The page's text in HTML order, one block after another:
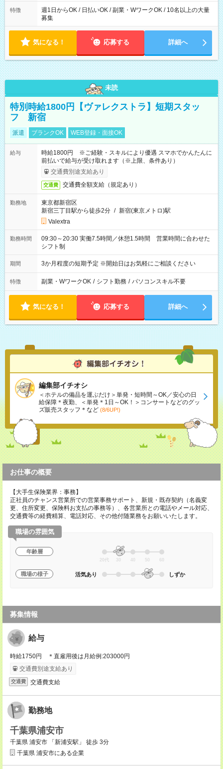
特徴
週1日からOK / 日払いOK / 副業・WワークOK / 10名以上の大量
募集
気になる！ 応募する 詳細へ
未読
特別時給1800円【ヴァレクストラ】短期スタッ
フ 新宿
派遣 ブランクOK WEB登録・面接OK
給与
時給1800円 ※ご経験・スキルにより優遇 スマホでかんたんに
前払いで給与が受け取れます（※上限、条件あり）
交通費別途支給あり
交通費 交通費全額支給（規定あり）
勤務地
東京都新宿区
新宿三丁目駅から徒歩2分 / 新宿(東京メトロ)駅
Valextra
勤務時間
09:30～20:30 実働7.5時間／休憩1.5時間 営業時間に合わせた
シフト制
期間 3か月程度の短期予定 ※開始日はお気軽にご相談ください
特徴 副業・WワークOK / シフト勤務 / パソコンスキル不要
気になる！ 応募する 詳細へ
編集部イチオシ
＜ホテルの備品を運ぶだけ＞単発・短時間～OK／安心の日
給保障＊夜勤、＜単発＊1日～OK！＞コンサートなどのグッ
ズ販売スタッフ＊など (8/6UP!)
お仕事の概要
【大手生保険業界：事務】
正社員のチャンス営業所での営業事務サポート、新規・既存契約（名義変
更、住所変更、保険料お支払の事務等）、各営業所との電話やメール対応、
交通費等の経費精算、電話対応、その他付随業務をお願いいたします。
職場の雰囲気
年齢層
20代 30 40 50 60
職場の様子 活気あり しずか
募集情報
給与
時給1750円 ＊直雇用後は月給例:203000円
交通費別途支給あり
交通費 交通費支給
勤務地
千葉県浦安市
千葉県 浦安市 「新浦安駅」 徒歩 3分
千葉県 浦安市にある企業